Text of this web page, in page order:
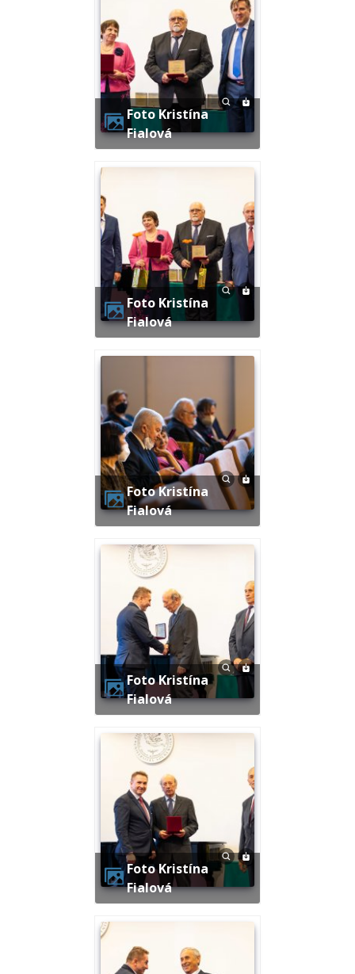
Foto Kristína
Fialová
Foto Kristína
Fialová
Foto Kristína
Fialová
Foto Kristína
Fialová
Foto Kristína
Fialová